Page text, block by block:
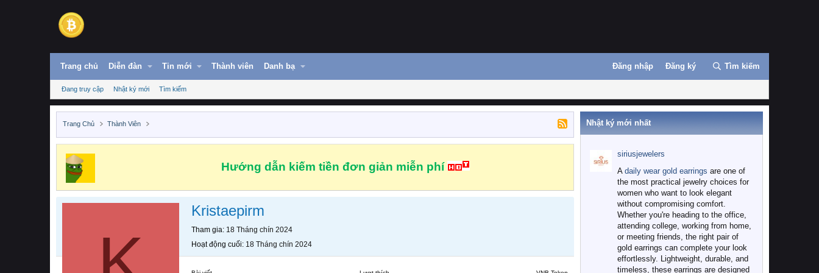
Trang chủ Diễn đàn Tin mới Thành viên Danh bạ Đăng nhập Đăng ký Tìm kiếm
Đang truy cập Nhật ký mới Tìm kiếm
Trang Chủ Thành Viên
Hướng dẫn kiếm tiền đơn giản miễn phí
Kristaepirm
Tham gia 18 Tháng chín 2024
Hoạt động cuối 18 Tháng chín 2024
Nhật ký mới nhất
siriusjewelers
A daily wear gold earrings are one of
the most practical jewelry choices for
women who want to look elegant
without compromising comfort.
Whether you're heading to the office,
attending college, working from home,
or meeting friends, the right pair of
gold earrings can complete your look
effortlessly. Lightweight, durable, and
timeless, these earrings are designed